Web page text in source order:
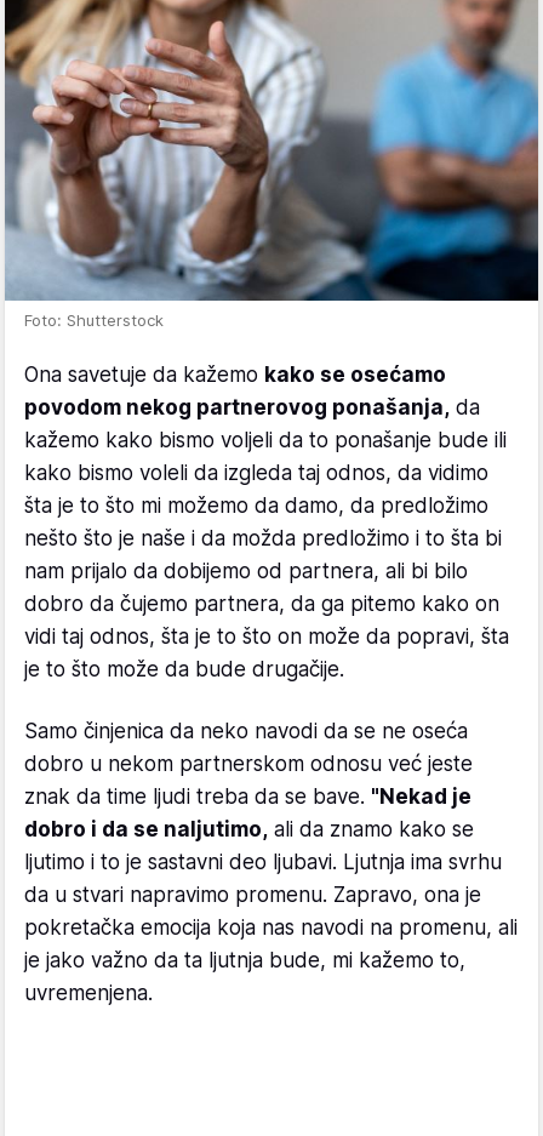
Foto: Shutterstock
Ona savetuje da kažemo kako se osećamo
povodom nekog partnerovog ponašanja, da
kažemo kako bismo voljeli da to ponašanje bude ili
kako bismo voleli da izgleda taj odnos, da vidimo
šta je to što mi možemo da damo, da predložimo
nešto što je naše i da možda predložimo i to šta bi
nam prijalo da dobijemo od partnera, ali bi bilo
dobro da čujemo partnera, da ga pitemo kako on
vidi taj odnos, šta je to što on može da popravi, šta
je to što može da bude drugačije.
Samo činjenica da neko navodi da se ne oseća
dobro u nekom partnerskom odnosu već jeste
znak da time ljudi treba da se bave. "Nekad je
dobro i da se naljutimo, ali da znamo kako se
ljutimo i to je sastavni deo ljubavi. Ljutnja ima svrhu
da u stvari napravimo promenu. Zapravo, ona je
pokretačka emocija koja nas navodi na promenu, ali
je jako važno da ta ljutnja bude, mi kažemo to,
uvremenjena.